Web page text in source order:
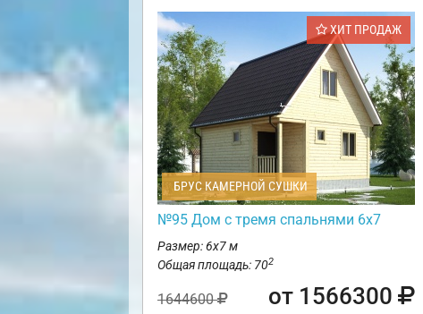
ХИТ ПРОДАЖ
БРУС КАМЕРНОЙ СУШКИ
№95 Дом с тремя спальнями 6х7
Размер: 6х7 м
Общая площадь: 702
1644600 от 1566300